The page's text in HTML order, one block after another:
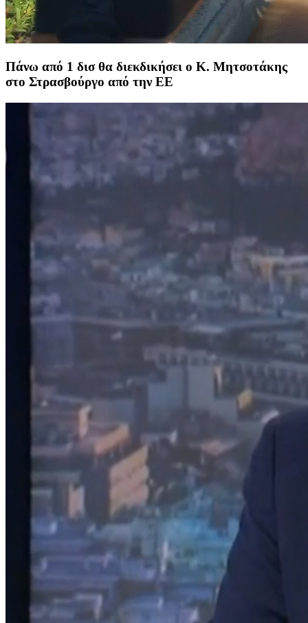
Πάνω από 1 δισ θα διεκδικήσει ο Κ. Μητσοτάκης
στο Στρασβούργο από την ΕΕ